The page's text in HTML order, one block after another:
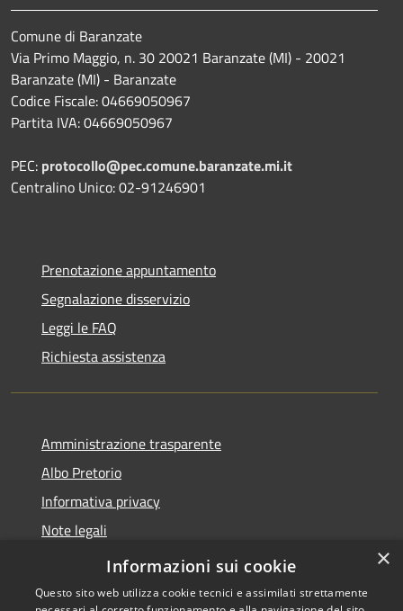
Comune di Baranzate
Via Primo Maggio, n. 30 20021 Baranzate (MI) - 20021
Baranzate (MI) - Baranzate
Codice Fiscale: 04669050967
Partita IVA: 04669050967
PEC: protocollo@pec.comune.baranzate.mi.it
Centralino Unico: 02-91246901
Prenotazione appuntamento
Segnalazione disservizio
Leggi le FAQ
Richiesta assistenza
Amministrazione trasparente
Albo Pretorio
Informativa privacy
Note legali
Dichiarazione di accessibilità
×
Informazioni sui cookie
Questo sito web utilizza cookie tecnici e assimilati strettamente